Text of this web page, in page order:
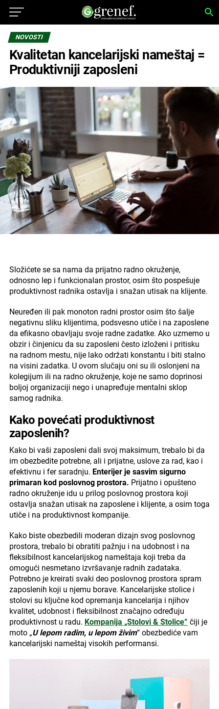
NOVOSTI
Kvalitetan kancelarijski nameštaj =
Produktivniji zaposleni
Složićete se sa nama da prijatno radno okruženje,
odnosno lep i funkcionalan prostor, osim što pospešuje
produktivnost radnika ostavlja i snažan utisak na klijente.
Neuređen ili pak monoton radni prostor osim što šalje
negativnu sliku klijentima, podsvesno utiče i na zaposlene
da efikasno obavljaju svoje radne zadatke. Ako uzmemo u
obzir i činjenicu da su zaposleni često izloženi i pritisku
na radnom mestu, nije lako održati konstantu i biti stalno
na visini zadatka. U ovom slučaju oni su ili oslonjeni na
kolegijum ili na radno okruženje, koje ne samo doprinosi
boljoj organizaciji nego i unapređuje mentalni sklop
samog radnika.
Kako povećati produktivnost
zaposlenih?
Kako bi vaši zaposleni dali svoj maksimum, trebalo bi da
im obezbedite potrebne, ali i prijatne, uslove za rad, kao i
efektivnu i fer saradnju. Enterijer je sasvim sigurno
primaran kod poslovnog prostora. Prijatno i opušteno
radno okruženje idu u prilog poslovnog prostora koji
ostavlja snažan utisak na zaposlene i klijente, a osim toga
utiče i na produktivnost kompanije.
Kako biste obezbedili moderan dizajn svog poslovnog
prostora, trebalo bi obratiti pažnju i na udobnost i na
fleksibilnost kancelarijskog nameštaja koji treba da
omogući nesmetano izvršavanje radnih zadataka.
Potrebno je kreirati svaki deo poslovnog prostora spram
zaposlenih koji u njemu borave. Kancelarijske stolice i
stolovi su ključne kod opremanja kancelarija i njihov
kvalitet, udobnost i fleksibilnost značajno određuju
produktivnost u radu. Kompanija „Stolovi & Stolice“ čiji je
moto „U lepom radim, u lepom živim“ obezbediće vam
kancelarijski nameštaj visokih performansi.